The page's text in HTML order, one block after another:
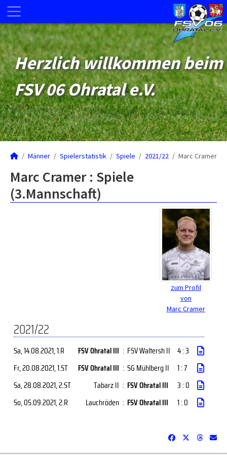
Herzlich willkommen beim
FSV 06 Ohratal e.V.
Männer Spielerstatistik Spiele 2021/22 Marc Cramer
Marc Cramer : Spiele
(3.Mannschaft)
zum Profil
von
Marc Cramer
2021/22
Sa, 14.08.2021, 1.R FSV Ohratal III : FSV Waltersh II 4 : 3
Fr, 20.08.2021, 1.ST FSV Ohratal III : SG Mühlberg II
1 : 7
Sa, 28.08.2021, 2.ST Tabarz II : FSV Ohratal III
3 : 0
So, 05.09.2021, 2.R Lauchröden : FSV Ohratal III 1 : 0